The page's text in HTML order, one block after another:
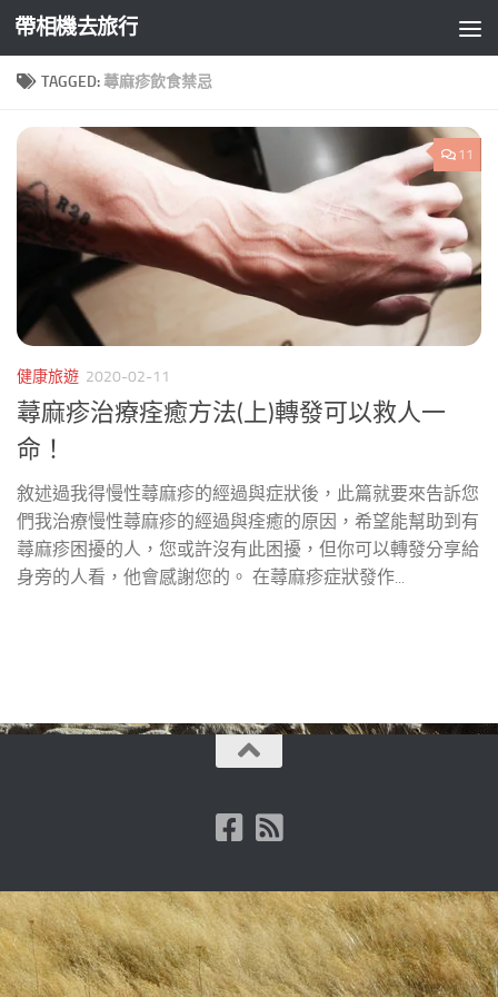
Skip to content
帶相機去旅行
TAGGED:蕁麻疹飲食禁忌
11
健康旅遊 2020-02-11
蕁麻疹治療痊癒方法(上)轉發可以救人一
命！
敘述過我得慢性蕁麻疹的經過與症狀後，此篇就要來告訴您
們我治療慢性蕁麻疹的經過與痊癒的原因，希望能幫助到有
蕁麻疹困擾的人，您或許沒有此困擾，但你可以轉發分享給
身旁的人看，他會感謝您的。 在蕁麻疹症狀發作...